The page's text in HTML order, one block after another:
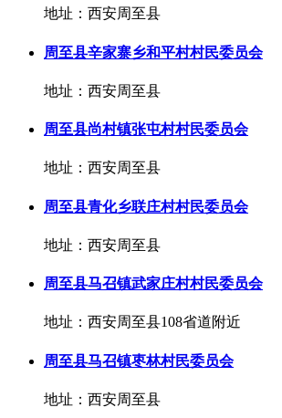
地址：西安周至县
周至县辛家寨乡和平村村民委员会
地址：西安周至县
周至县尚村镇张屯村村民委员会
地址：西安周至县
周至县青化乡联庄村村民委员会
地址：西安周至县
周至县马召镇武家庄村村民委员会
地址：西安周至县108省道附近
周至县马召镇枣林村民委员会
地址：西安周至县